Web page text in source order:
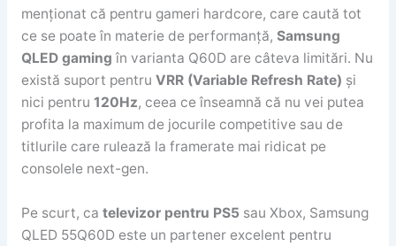
menționat că pentru gameri hardcore, care caută tot
ce se poate în materie de performanță, Samsung
QLED gaming în varianta Q60D are câteva limitări. Nu
există suport pentru VRR (Variable Refresh Rate) și
nici pentru 120Hz, ceea ce înseamnă că nu vei putea
profita la maximum de jocurile competitive sau de
titlurile care rulează la framerate mai ridicat pe
consolele next-gen.
Pe scurt, ca televizor pentru PS5 sau Xbox, Samsung
QLED 55Q60D este un partener excelent pentru